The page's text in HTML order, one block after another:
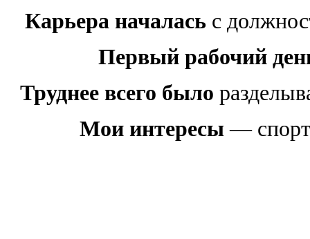
Карьера началасьс
Первый рабочий
Труднее всего было
Мои интересы —